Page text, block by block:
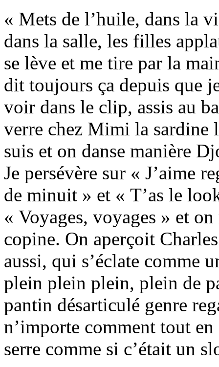
« Mets de l’huile, dans la
dans la salle, les filles
se lève et me tire par la
dit toujours ça depuis que
voir dans le clip, assis au
verre chez Mimi la sardine
suis et on danse manière
Je persévère sur « J’aime
de minuit » et « T’as le
« Voyages, voyages » et
copine. On aperçoit
aussi, qui s’éclate comme
plein plein plein, plein de
pantin désarticulé genre
n’importe comment tout
serre comme si c’était un